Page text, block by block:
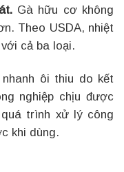
Gà hữu cơ không
Theo USDA, nhiệt
cả ba loại.
ôi thiu do kết
nghiệp chịu được
trình xử lý công
khi dùng.